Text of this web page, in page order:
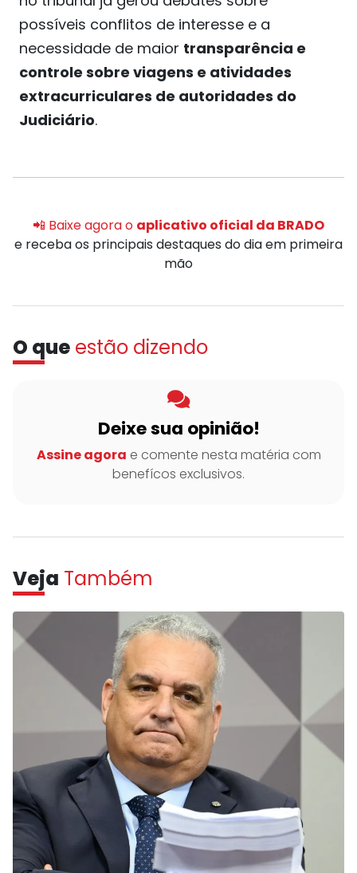
possíveis conflitos de interesse e a
necessidade de maior transparência e
controle sobre viagens e atividades
extracurriculares de autoridades do
Judiciário.
📲 Baixe agora o aplicativo oficial da BRADO
e receba os principais destaques do dia em primeira
mão
O que estão dizendo
Deixe sua opinião!
Assine agora e comente nesta matéria com
benefícos exclusivos.
Veja Também